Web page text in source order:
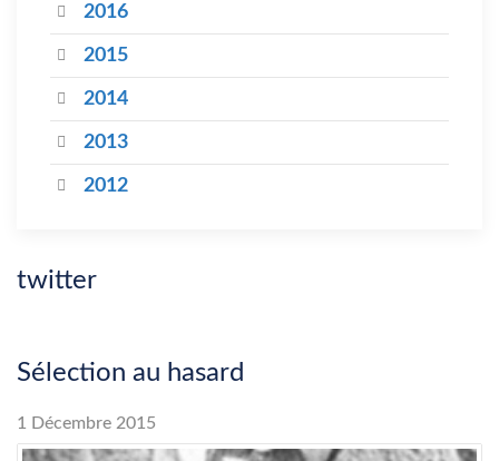
2016
2015
2014
2013
2012
twitter
Sélection au hasard
1 Décembre 2015